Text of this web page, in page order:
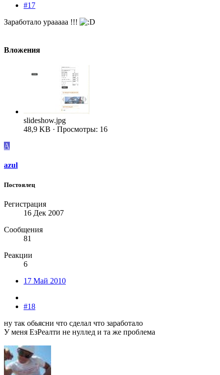
#17
Заработало урааааа !!!
Вложения
slideshow.jpg
48,9 KB · Просмотры: 16
A
azul
Постоялец
Регистрация
16 Дек 2007
Сообщения
81
Реакции
6
17 Май 2010
#18
ну так обьясни что сделал что заработало
У меня ЕзРеалти не нуллед и та же проблема